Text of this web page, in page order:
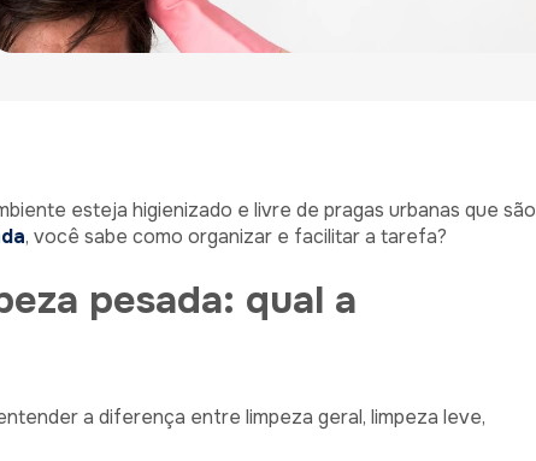
esteja higienizado e livre de pragas urbanas que são
, você sabe como organizar e facilitar a tarefa?
pesada: qual a
a diferença entre limpeza geral, limpeza leve,